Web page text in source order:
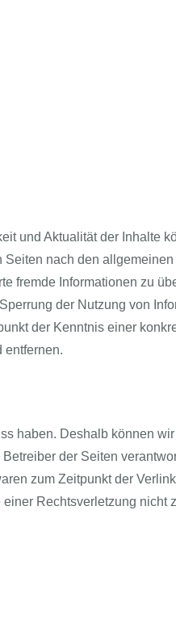
und Aktualität der Inhalte
nach den
fremde Informationen zu
der Nutzung von
der Kenntnis einer
entfernen.
haben. Deshalb können
der Seiten
zum Zeitpunkt der
Rechtsverletzung nicht